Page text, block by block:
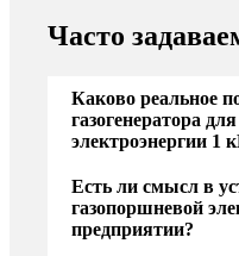
Часто
Каково реальное
газогенератора
электроэнергии 1
Есть ли смысл в
газопоршневой
предприятии?